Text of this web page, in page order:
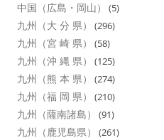
中国（広島・岡山） (5)
九州（大 分 県） (296)
九州（宮 崎 県） (58)
九州（沖 縄 県） (125)
九州（熊 本 県） (274)
九州（福 岡 県） (210)
九州（薩南諸島） (91)
九州（鹿児島県） (261)